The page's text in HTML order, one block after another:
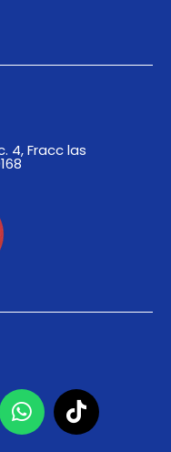
4, Fracc las